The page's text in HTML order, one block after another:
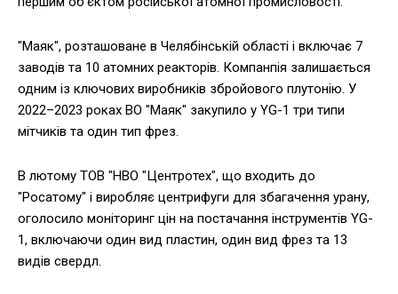
"Маяк", розташоване в Челябінській області і включає 7
заводів та 10 атомних реакторів. Компанпія залишається
одним із ключових виробників збройового плутонію. У
2022–2023 роках ВО "Маяк" закупило у YG-1 три типи
мітчиків та один тип фрез.
В лютому ТОВ "НВО "Центротех", що входить до
"Росатому" і виробляє центрифуги для збагачення урану,
оголосило моніторинг цін на постачання інструментів YG-
1, включаючи один вид пластин, один вид фрез та 13
видів свердл.